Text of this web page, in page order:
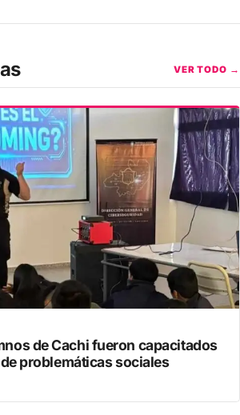
VER TODO →
de Cachi fueron capacitados
problemáticas sociales